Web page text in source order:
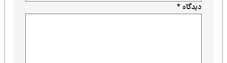
دیدگاه*